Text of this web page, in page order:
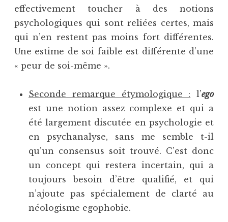
effectivement toucher à des notions
psychologiques qui sont reliées certes, mais
qui n’en restent pas moins fort différentes.
Une estime de soi faible est différente d’une
« peur de soi-même ».
Seconde remarque étymologique : l’ego
est une notion assez complexe et qui a
été largement discutée en psychologie et
en psychanalyse, sans me semble t-il
qu’un consensus soit trouvé. C’est donc
un concept qui restera incertain, qui a
toujours besoin d’être qualifié, et qui
n’ajoute pas spécialement de clarté au
néologisme egophobie.